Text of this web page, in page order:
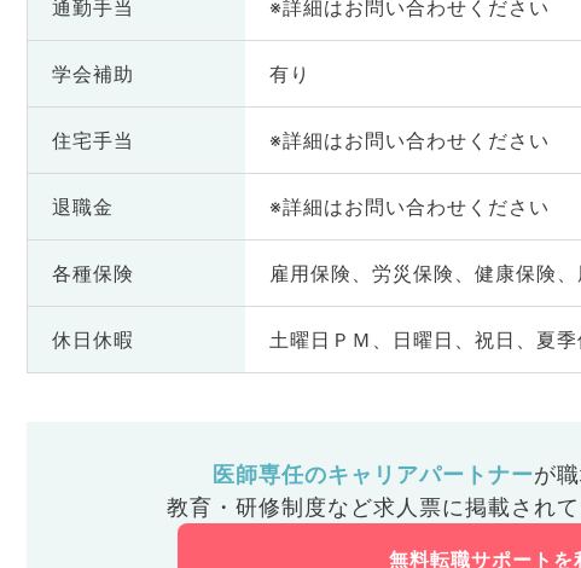
通勤手当 ※詳細はお問い合わせください
学会補助 有り
住宅手当 ※詳細はお問い合わせください
退職金 ※詳細はお問い合わせください
各種保険 雇用保険、労災保険、健康保険
休日休暇 土曜日ＰＭ、日曜日、祝日、夏
医師専任のキャリアパートナーが
教育・研修制度など求人票に掲載され
無料転職サポートを